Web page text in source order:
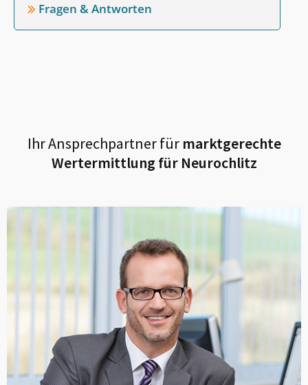
Fragen & Antworten
Ihr Ansprechpartner fürmarktgerechte
Wertermittlung für Neurochlitz